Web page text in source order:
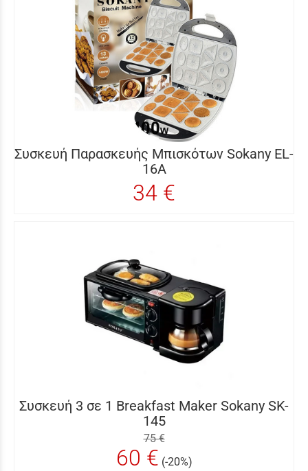
Συσκευή Παρασκευής Μπισκότων Sokany EL-
16A
34 €
Συσκευή 3 σε 1 Breakfast Maker Sokany SK-
145
75 €
60 € (-20%)